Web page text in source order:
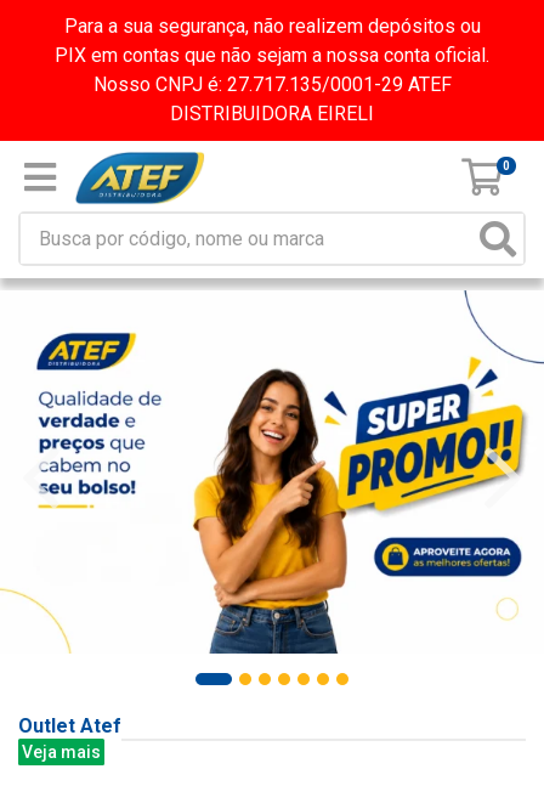
Para a sua segurança, não realizem depósitos ou
PIX em contas que não sejam a nossa conta oficial.
Nosso CNPJ é: 27.717.135/0001-29 ATEF
DISTRIBUIDORA EIRELI
0
Outlet Atef
Veja mais